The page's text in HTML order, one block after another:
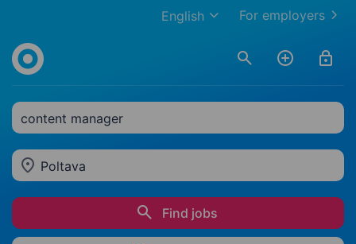
For employers
English
content manager
Poltava
Find jobs